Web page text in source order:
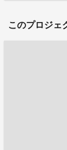
このプロジェ